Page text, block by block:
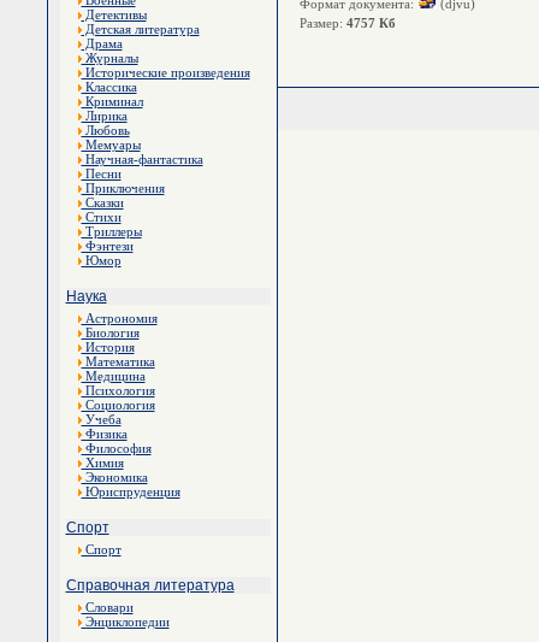
Детективы
Детская литература
Драма
Журналы
Исторические произведения
Классика
Криминал
Лирика
Любовь
Мемуары
Научная-фантастика
Песни
Приключения
Сказки
Стихи
Триллеры
Фэнтези
Юмор
Наука
Астрономия
Биология
История
Математика
Медицина
Психология
Социология
Учеба
Физика
Философия
Химия
Экономика
Юриспруденция
Спорт
Спорт
Справочная литература
Словари
Энциклопедии
Формат документа:
(djvu)
Размер: 4757 Кб